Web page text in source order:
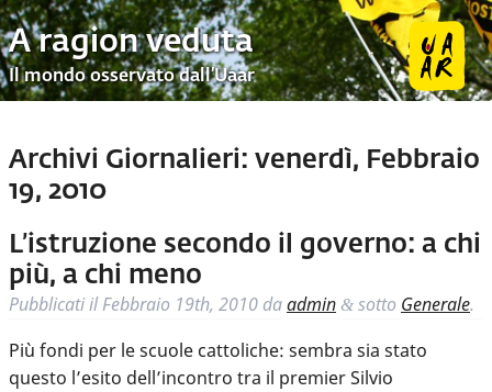
A ragion veduta
Il mondo osservato dall’Uaar
Archivi Giornalieri: venerdì, Febbraio
19, 2010
L’istruzione secondo il governo: a chi
più, a chi meno
Pubblicati ilFebbraio 19th, 2010 daadmin & sotto Generale.
Più fondi per le scuole cattoliche: sembra sia stato
questo l’esito dell’incontro tra il premier Silvio